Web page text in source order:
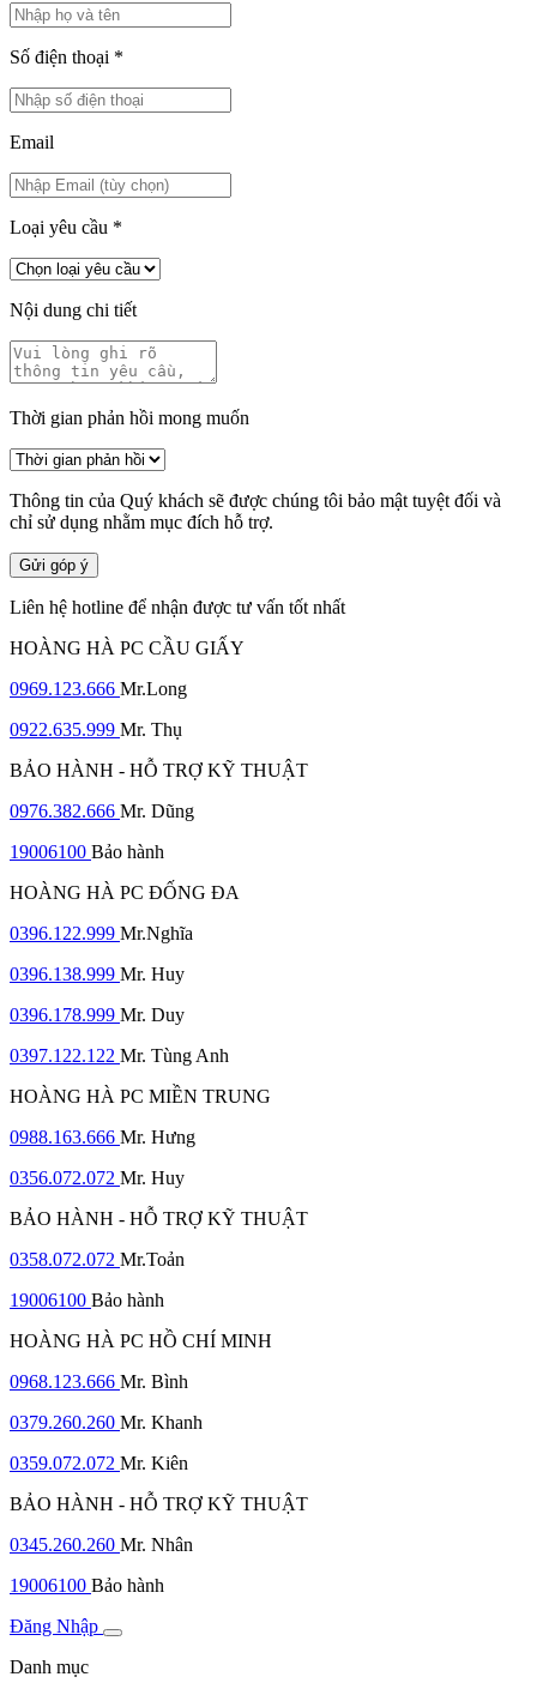
Số điện thoại *
Email
Loại yêu cầu *
Nội dung chi tiết
Thời gian phản hồi mong muốn
Thông tin của Quý khách sẽ được chúng tôi bảo mật tuyệt đối và
chỉ sử dụng nhằm mục đích hỗ trợ.
Gửi góp ý
Liên hệ hotline để nhận được tư vấn tốt nhất
HOÀNG HÀ PC CẦU GIẤY
0969.123.666 Mr.Long
0922.635.999 Mr. Thụ
BẢO HÀNH - HỖ TRỢ KỸ THUẬT
0976.382.666 Mr. Dũng
19006100 Bảo hành
HOÀNG HÀ PC ĐỐNG ĐA
0396.122.999 Mr.Nghĩa
0396.138.999 Mr. Huy
0396.178.999 Mr. Duy
0397.122.122 Mr. Tùng Anh
HOÀNG HÀ PC MIỀN TRUNG
0988.163.666 Mr. Hưng
0356.072.072 Mr. Huy
BẢO HÀNH - HỖ TRỢ KỸ THUẬT
0358.072.072 Mr.Toản
19006100 Bảo hành
HOÀNG HÀ PC HỒ CHÍ MINH
0968.123.666 Mr. Bình
0379.260.260 Mr. Khanh
0359.072.072 Mr. Kiên
BẢO HÀNH - HỖ TRỢ KỸ THUẬT
0345.260.260 Mr. Nhân
19006100 Bảo hành
Đăng Nhập
Danh mục